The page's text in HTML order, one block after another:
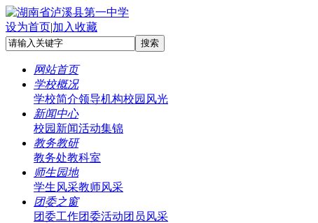
设为首页|加入收藏
网站首页
学校概况
学校简介领导机构校园风光
新闻中心
校园新闻活动集锦
教务教研
教务处教科室
师生园地
学生风采教师风采
团委之窗
团委工作团委活动团员风采